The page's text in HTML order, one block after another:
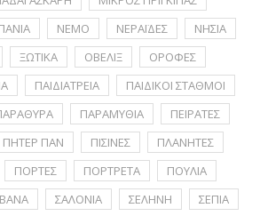
ΝΕΜΟ ΝΕΡΑΪΔΕΣ
ΝΗΣΙΑ
ΞΩΤΙΚΑ ΟΒΕΛΙΞ
ΟΡΟΦΕΣ
ΠΑΙΔΙΑΤΡΕΙΑ
ΠΑΙΔΙΚΟΙ ΣΤΑΘΜΟΙ
ΠΑΡΑΜΥΘΙΑ
ΠΕΙΡΑΤΕΣ
ΠΗΤΕΡ ΠΑΝ ΠΙΣΙΝΕΣ
ΠΛΑΝΗΤΕΣ
ΠΟΡΤΕΣ ΠΟΡΤΡΕΤA
ΠΟΥΛΙΑ
ΣΑΛΟΝΙΑ ΣΕΛΗΝΗ
ΣΕΠΙΑ